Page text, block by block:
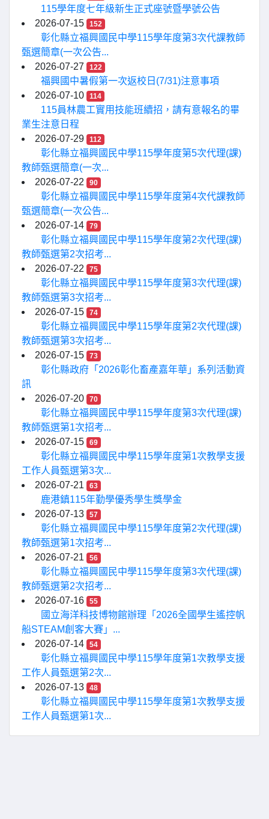
115學年度七年級新生正式座號暨學號公告
2026-07-15
152
彰化縣立福興國民中學115學年度第3次代課教師
甄選簡章(一次公告...
2026-07-27
122
福興國中暑假第一次返校日(7/31)注意事項
2026-07-10
114
115員林農工實用技能班續招，請有意報名的畢
業生注意日程
2026-07-29
112
彰化縣立福興國民中學115學年度第5次代理(課)
教師甄選簡章(一次...
2026-07-22
90
彰化縣立福興國民中學115學年度第4次代課教師
甄選簡章(一次公告...
2026-07-14
79
彰化縣立福興國民中學115學年度第2次代理(課)
教師甄選第2次招考...
2026-07-22
75
彰化縣立福興國民中學115學年度第3次代理(課)
教師甄選第3次招考...
2026-07-15
74
彰化縣立福興國民中學115學年度第2次代理(課)
教師甄選第3次招考...
2026-07-15
73
彰化縣政府「2026彰化畜產嘉年華」系列活動資
訊
2026-07-20
70
彰化縣立福興國民中學115學年度第3次代理(課)
教師甄選第1次招考...
2026-07-15
69
彰化縣立福興國民中學115學年度第1次教學支援
工作人員甄選第3次...
2026-07-21
63
鹿港鎮115年勤學優秀學生獎學金
2026-07-13
57
彰化縣立福興國民中學115學年度第2次代理(課)
教師甄選第1次招考...
2026-07-21
56
彰化縣立福興國民中學115學年度第3次代理(課)
教師甄選第2次招考...
2026-07-16
55
國立海洋科技博物館辦理「2026全國學生遙控帆
船STEAM創客大賽」...
2026-07-14
54
彰化縣立福興國民中學115學年度第1次教學支援
工作人員甄選第2次...
2026-07-13
48
彰化縣立福興國民中學115學年度第1次教學支援
工作人員甄選第1次...